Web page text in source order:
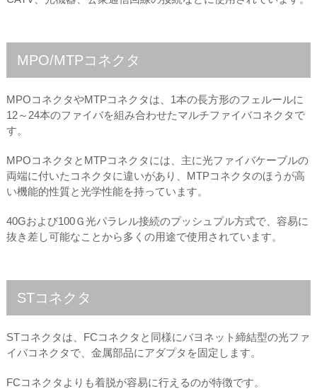
MPO/MTPコネクタ
MPOコネクタやMTPコネクタは、1本の長方形のフェルールに
12～24本のファイバを組み合わせたマルチファイバコネクタで
す。
MPOコネクタとMTPコネクタには、主に光ファイバケーブルの
両端に付いたコネクタに違いがあり、MTPコネクタのほうが高
い機能的性質と光学性能を持っています。
40Gおよび100Ｇ光パラレル接続のプッシュプル方式で、容易に
抜き差し可能なことから多くの用途で使用されています。
STコネクタ
STコネクタは、FCコネクタと同様にバヨネット締結型の光ファ
イバコネクタで、金属部品にアダプタを固定します。
FCコネクタよりも着脱が容易に行えるのが特徴です。